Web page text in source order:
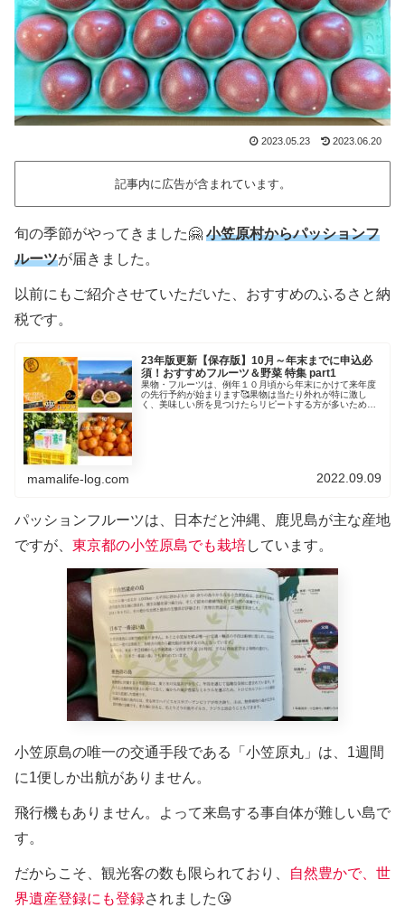
2023.05.23 2023.06.20
記事内に広告が含まれています。
旬の季節がやってきました🤗 小笠原村からパッションフ
ルーツが届きました。
以前にもご紹介させていただいた、おすすめのふるさと納
税です。
23年版更新【保存版】10月～年末までに申込必
須！おすすめフルーツ＆野菜 特集 part1
果物・フルーツは、例年１０月頃から年末にかけて来年度
の先行予約が始まります🥰果物は当たり外れが特に激し
く、美味しい所を見つけたらリピートする方が多いため
mamalife-log.com 2022.09.09
パッションフルーツは、日本だと沖縄、鹿児島が主な産地
ですが、 東京都の小笠原島でも栽培しています。
小笠原島の唯一の交通手段である「小笠原丸」は、1週間
に1便しか出航がありません。
飛行機もありません。よって来島する事自体が難しい島で
す。
だからこそ、観光客の数も限られており、
自然豊かで、世
界遺産登録にも登録されました😘